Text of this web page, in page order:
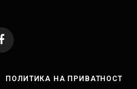
Facebook
ПОЛИТИКА НА ПРИВАТНОСТ